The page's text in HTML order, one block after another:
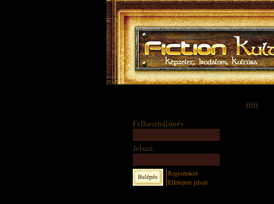
Felhasználónév:
Jelszó:
Regisztráció
Elfelejtett jelszó
fffff